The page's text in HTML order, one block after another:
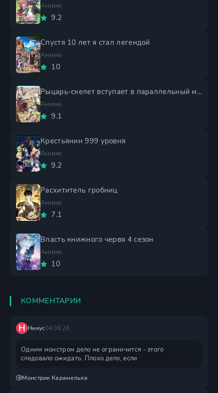
Аниме
9.2
Спустя 10 лет я стал легендой
Аниме
10
Рыцарь-скелет вступает в параллельный мир 2 сезон
Аниме
9.1
Крестьянин 999 уровня
Аниме
9.2
Расхититель гробниц
Аниме
7.1
Власть книжного червя 4 сезон
Аниме
10
КОММЕНТАРИИ
Н Никус04.08.26
Одним монстром дело не ограничится - этого
следовало ожидать. Плохо дело, если
Монстрик Карамелька